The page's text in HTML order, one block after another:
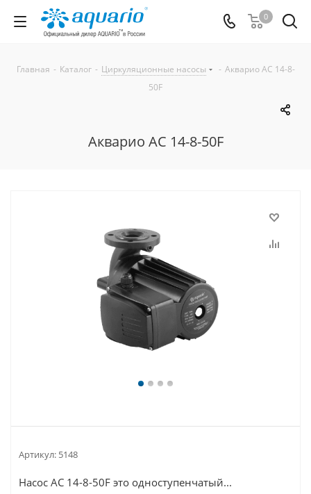
0
Главная - Каталог - Циркуляционные насосы - Акварио AC 14-8-
50F
Акварио AC 14-8-50F
Артикул: 5148
Насос АС 14-8-50F это одноступенчатый...